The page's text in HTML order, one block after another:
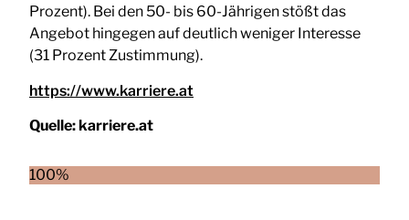
Prozent). Bei den 50- bis 60-Jährigen stößt das
Angebot hingegen auf deutlich weniger Interesse
(31 Prozent Zustimmung).
https://www.karriere.at
Quelle:karriere.at
100%